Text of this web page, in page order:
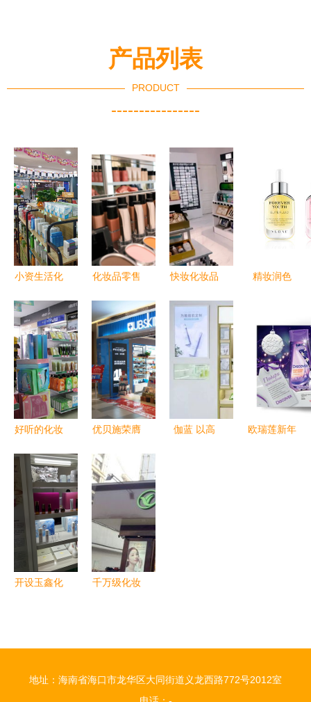
产品列表
PRODUCT
----------------
小资生活化
强企实力与
全面扶持下
的创业新选
择
化妆品零售
觉、体验与
转化的艺术
快妆化妆品
化妆品零售
新蓝海
精妆润色
精修合集与
零售新趋势
好听的化妆
灵感与创意
集锦
优贝施荣膺
化妆品年度
杰出零售
商，引领行
业新零售风
潮
伽蓝 以高
欧瑞莲新年
开设玉鑫化
千万级化妆
地址：海南省海口市龙华区大同街道义龙西路772号2012室